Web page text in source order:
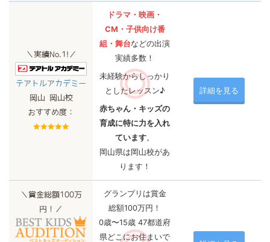
＼実績No.1!／
テアトルアカデミー
岡山 岡山校
おすすめ度：
ドラマ・映画・
CM・子供向け番
組・舞台などの出演
実績多数！
未経験からしっかり
としたレッスン♪
赤ちゃん・キッズの
育成に特に力を入れ
ています。
岡山県は岡山校があ
ります！
詳細を見る
＼賞金総額100万
円！／
グランプリは賞金
総額100万円！
0歳〜15歳 47都道府
県どこにお住まいで